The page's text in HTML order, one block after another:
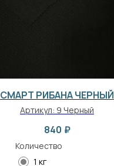
СМАРТ РИБАНА ЧЕРНЫЙ
Артикул: 9 Черный
840 ₽
Количество
1 кг